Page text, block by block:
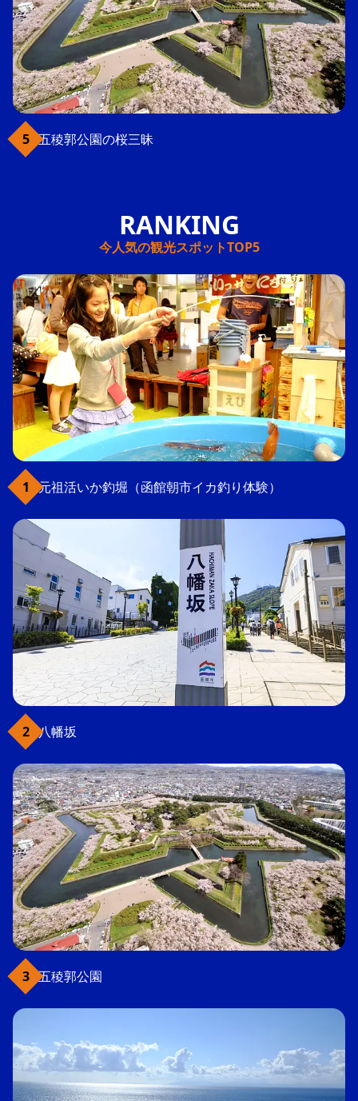
五稜郭公園の桜三昧
今人気の観光スポットTOP5
元祖活いか釣堀（函館朝市イカ釣り体験）
八幡坂
五稜郭公園